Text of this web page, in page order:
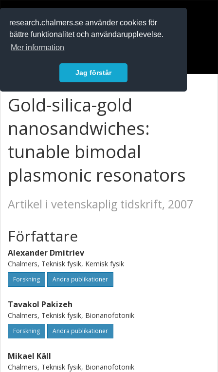
research.chalmers.se använder cookies för
bättre funktionalitet och användarupplevelse.
Mer information
Jag förstår
Gold-silica-gold
nanosandwiches:
tunable bimodal
plasmonic resonators
Artikel i vetenskaplig tidskrift, 2007
Författare
Alexander Dmitriev
Chalmers, Teknisk fysik, Kemisk fysik
Forskning Andra publikationer
Tavakol Pakizeh
Chalmers, Teknisk fysik, Bionanofotonik
Forskning Andra publikationer
Mikael Käll
Chalmers, Teknisk fysik, Bionanofotonik